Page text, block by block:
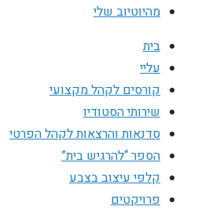
מהיוטיוב שלי
בית
עליי
קורסים לקהל מקצועי
שירותי הסטודיו
סדנאות והרצאות לקהל הפרטי
הספר “להרגיש בית”
קלפי עיצוב בצבע
פרויקטים